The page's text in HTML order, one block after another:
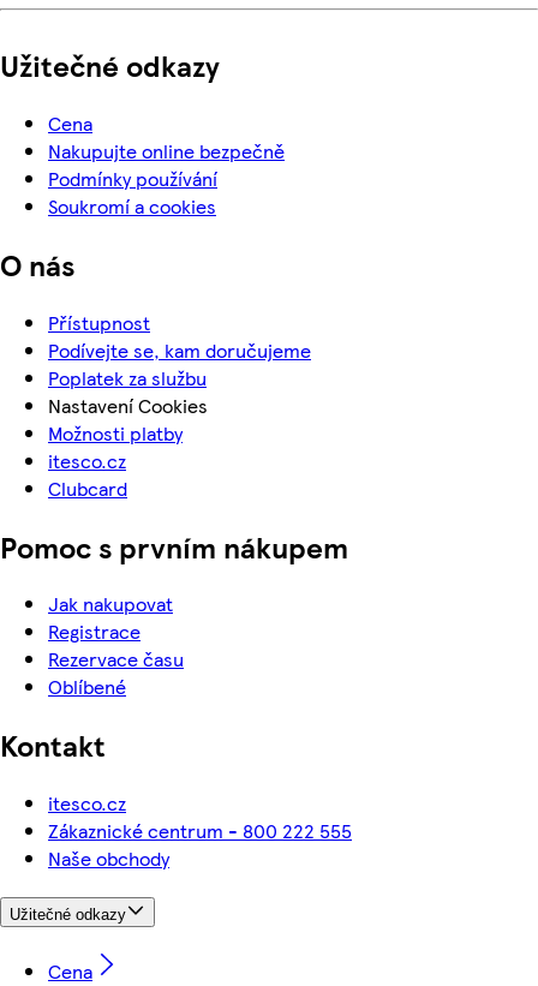
Užitečné odkazy
Cena
Nakupujte online bezpečně
Podmínky používání
Soukromí a cookies
O nás
Přístupnost
Podívejte se, kam doručujeme
Poplatek za službu
Nastavení Cookies
Možnosti platby
itesco.cz
Clubcard
Pomoc s prvním nákupem
Jak nakupovat
Registrace
Rezervace času
Oblíbené
Kontakt
itesco.cz
Zákaznické centrum - 800 222 555
Naše obchody
Užitečné odkazy
Cena